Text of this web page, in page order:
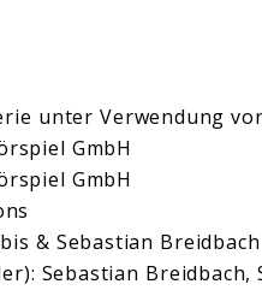
unter Verwendung
GmbH
GmbH
& Sebastian Breidbach
Sebastian